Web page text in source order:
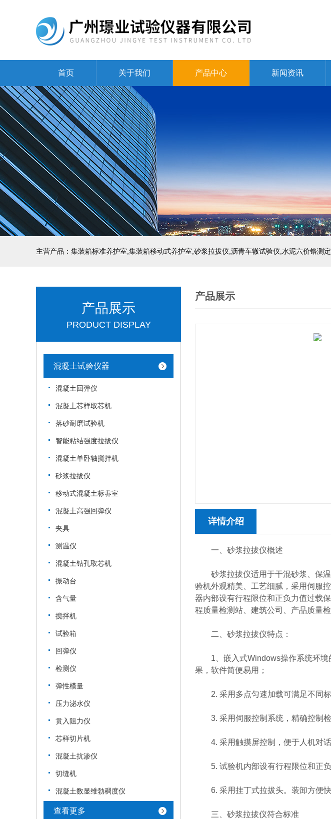
首页 关于我们 产品中心 新闻资讯
主营产品：集装箱标准养护室,集装箱移动式养护室,砂浆拉拔仪,沥青车辙试验仪,水泥六价铬测
产品展示
PRODUCT DISPLAY
混凝土试验仪器
混凝土回弹仪
混凝土芯样取芯机
落砂耐磨试验机
智能粘结强度拉拔仪
混凝土单卧轴搅拌机
砂浆拉拔仪
移动式混凝土标养室
混凝土高强回弹仪
夹具
测温仪
混凝土钻孔取芯机
振动台
含气量
搅拌机
试验箱
回弹仪
检测仪
弹性模量
压力泌水仪
贯入阻力仪
芯样切片机
混凝土抗渗仪
切缝机
混凝土数显维勃稠度仪
查看更多
产品展示
详情介绍
一、砂浆拉拔仪概述
砂浆拉拔仪适用于干混砂浆、保温
验机外观精美、工艺细腻，采用伺服
器内部设有行程限位和正负力值过载
程质量检测站、建筑公司、产品质量
二、砂浆拉拔仪特点：
1、嵌入式Windows操作系统环境
果，软件简便易用；
2. 采用多点匀速加载可满足不同标
3. 采用伺服控制系统，精确控制检
4. 采用触摸屏控制，便于人机对话
5. 试验机内部设有行程限位和正负
6. 采用挂丁式拉拔头。装卸方便快
三、砂浆拉拔仪符合标准